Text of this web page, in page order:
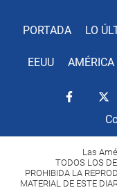
PORTADA LO
EEUU
Las
TODOS LOS
PROHIBIDA LA
MATERIAL DE ESTE